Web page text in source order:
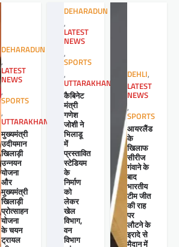
DEHARADUN
,
LATEST
NEWS
,
SPORTS
,
UTTARAKHAND
मुख्यमंत्री
उदीयमान
खिलाड़ी
उन्नयन
योजना
और
मुख्यमंत्री
खिलाड़ी
प्रोत्साहन
योजना
के चयन
ट्रायल
DEHARADUN
,
LATEST
NEWS
,
SPORTS
,
UTTARAKHAND
कैबिनेट
मंत्री
गणेश
जोशी ने
भिलाडू
में
प्रस्तावित
स्टेडियम
के
निर्माण
को
लेकर
खेल
विभाग,
वन
विभाग
DEHLI,
LATEST
NEWS
,
SPORTS
आयरलैंड
के
खिलाफ
सीरीज
गंवाने के
बाद
भारतीय
टीम जीत
की राह
पर
लौटने के
इरादे से
मैदान में